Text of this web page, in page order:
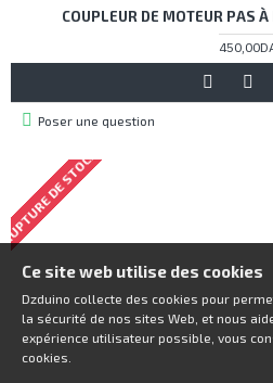
COUPLEUR DE MOTEUR PAS
Poser une question
DE STOCK
Ce site web utilise des cookies
Dzduino collecte des cookies pour
la sécurité de nos sites Web, et nous
expérience utilisateur possible, vous
cookies.